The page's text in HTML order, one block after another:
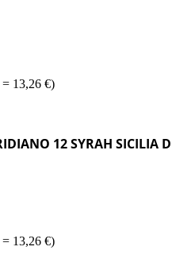
13,26 €)
12 SYRAH SICILIA
13,26 €)